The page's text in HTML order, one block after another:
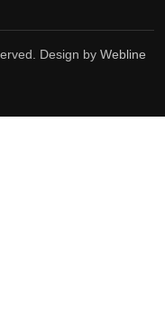
Design by Webline